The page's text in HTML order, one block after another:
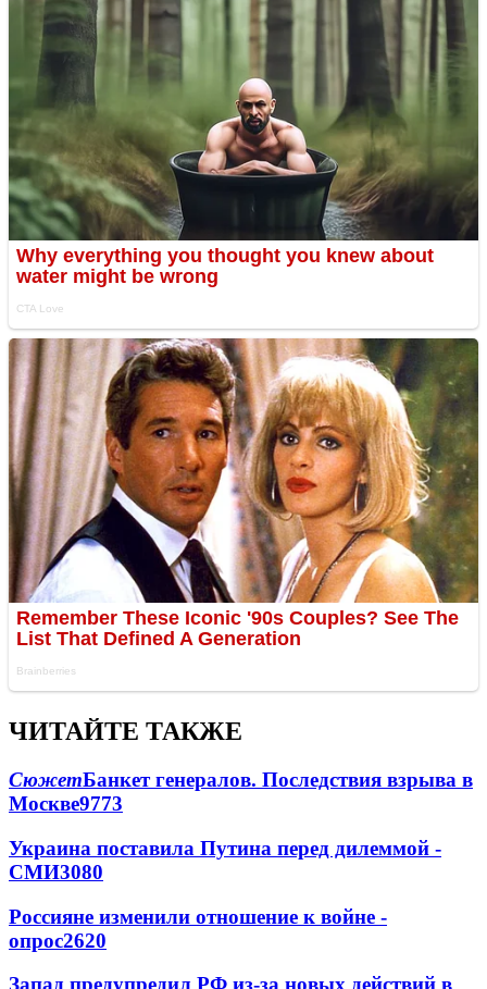
ЧИТАЙТЕ ТАКЖЕ
СюжетБанкет генералов. Последствия взрыва в
Москве9773
Украина поставила Путина перед дилеммой -
СМИ3080
Россияне изменили отношение к войне -
опрос2620